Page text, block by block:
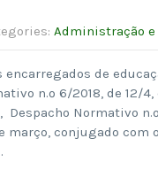
Administração e
de
n.º 6/2018, de 12/
Despacho Normativo
março, conjugado com